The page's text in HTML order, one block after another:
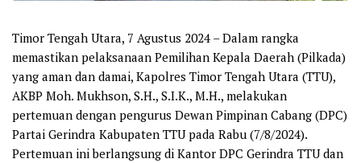
Timor Tengah Utara, 7 Agustus 2024 – Dalam rangka
memastikan pelaksanaan Pemilihan Kepala Daerah (Pilkada)
yang aman dan damai, Kapolres Timor Tengah Utara (TTU),
AKBP Moh. Mukhson, S.H., S.I.K., M.H., melakukan
pertemuan dengan pengurus Dewan Pimpinan Cabang (DPC)
Partai Gerindra Kabupaten TTU pada Rabu (7/8/2024).
Pertemuan ini berlangsung di Kantor DPC Gerindra TTU dan